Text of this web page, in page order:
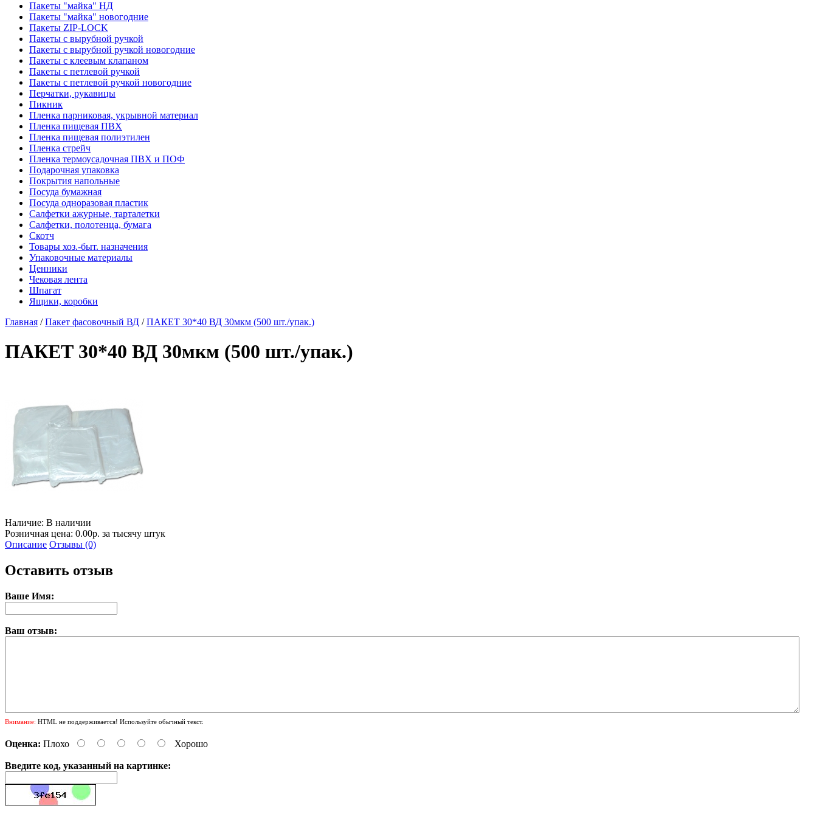
Пакеты "майка" НД
Пакеты "майка" новогодние
Пакеты ZIP-LOCK
Пакеты с вырубной ручкой
Пакеты с вырубной ручкой новогодние
Пакеты с клеевым клапаном
Пакеты с петлевой ручкой
Пакеты с петлевой ручкой новогодние
Перчатки, рукавицы
Пикник
Пленка парниковая, укрывной материал
Пленка пищевая ПВХ
Пленка пищевая полиэтилен
Пленка стрейч
Пленка термоусадочная ПВХ и ПОФ
Подарочная упаковка
Покрытия напольные
Посуда бумажная
Посуда одноразовая пластик
Салфетки ажурные, тарталетки
Салфетки, полотенца, бумага
Скотч
Товары хоз.-быт. назначения
Упаковочные материалы
Ценники
Чековая лента
Шпагат
Ящики, коробки
Главная /Пакет фасовочный ВД /ПАКЕТ 30*40 ВД 30мкм (500 шт./упак.)
ПАКЕТ 30*40 ВД 30мкм (500 шт./упак.)
Наличие: В наличии
Розничная цена: 0.00р. за тысячу штук
Описание Отзывы (0)
Оставить отзыв
Ваше Имя:
Ваш отзыв:
Внимание: HTML не поддерживается! Используйте обычный текст.
Оценка: Плохо Хорошо
Введите код, указанный на картинке: